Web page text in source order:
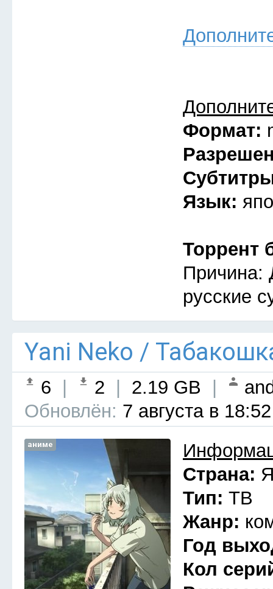
Формат:
Язык:
Торрент
Причина:
русские
Yani Neko /
6 2 2.19 GB
Обновлён: 7 августа в 18:52
аниме
Страна:
Тип: ТВ
Жанр:
Год
Кол